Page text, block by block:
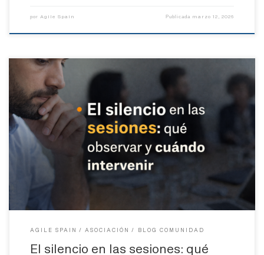
por Agile Spain Publicada marzo 12, 2026
Hay silencios incómodos. Hay silencios reflexivos. Hay silencios
que pesan… y silencios que construyen. En cualquier sesión —una
retrospectiva, una daily, una reunión de planificación, un
workshop estratégico o incluso una conversación uno a uno— el
silencio aparece. Y cuando aparece, algo en nosotros se activa.
Queremos rellenarlo. Explicarlo. Romperlo. […]
AGILE SPAIN ASOCIACIÓN BLOG COMUNIDAD
El silencio en las sesiones: qué